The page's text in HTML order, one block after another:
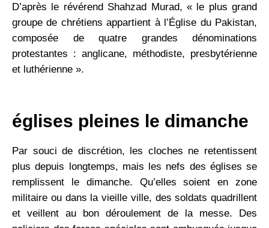
D’après le révérend Shahzad Murad, « le plus grand
groupe de chrétiens appartient à l’Église du Pakistan,
composée de ­quatre grandes dénominations
protestantes : anglicane, méthodiste, presbytérienne
et luthérienne ».
églises pleines le dimanche
Par souci de discrétion, les cloches ne retentissent
plus depuis longtemps, mais les nefs des églises se
remplissent le dimanche. Qu’elles soient en zone
militaire ou dans la vieille ville, des soldats quadrillent
et veillent au bon déroulement de la messe. Des